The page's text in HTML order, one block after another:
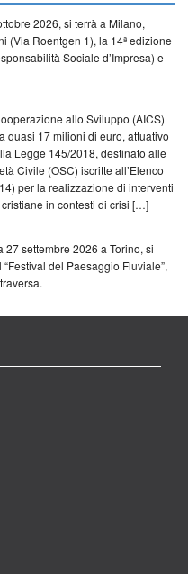
2026, si terrà a Milano,
(Via Roentgen 1), la 14ª edizione
Sociale d’Impresa) e
allo Sviluppo (AICS)
quasi 17 milioni di euro, attuativo
Legge 145/2018, destinato alle
Civile (OSC) iscritte all’Elenco
per la realizzazione di interventi
in contesti di crisi […]
settembre 2026 a Torino, si
del Paesaggio Fluviale”,